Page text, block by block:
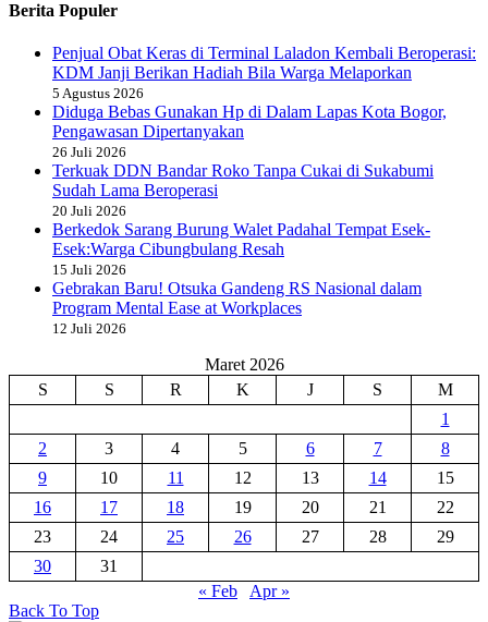
Berita Populer
Penjual Obat Keras di Terminal Laladon Kembali Beroperasi:
KDM Janji Berikan Hadiah Bila Warga Melaporkan
5 Agustus 2026
Diduga Bebas Gunakan Hp di Dalam Lapas Kota Bogor,
Pengawasan Dipertanyakan
26 Juli 2026
Terkuak DDN Bandar Roko Tanpa Cukai di Sukabumi
Sudah Lama Beroperasi
20 Juli 2026
Berkedok Sarang Burung Walet Padahal Tempat Esek-
Esek:Warga Cibungbulang Resah
15 Juli 2026
Gebrakan Baru! Otsuka Gandeng RS Nasional dalam
Program Mental Ease at Workplaces
12 Juli 2026
Maret 2026
S
S R K J S
M
1
2
3 4 5 6 7
8
9
10 11 12 13 14
15
16
17 18 19 20 21
22
23
24 25 26 27 28
29
30
31
« Feb
Apr »
Back To Top